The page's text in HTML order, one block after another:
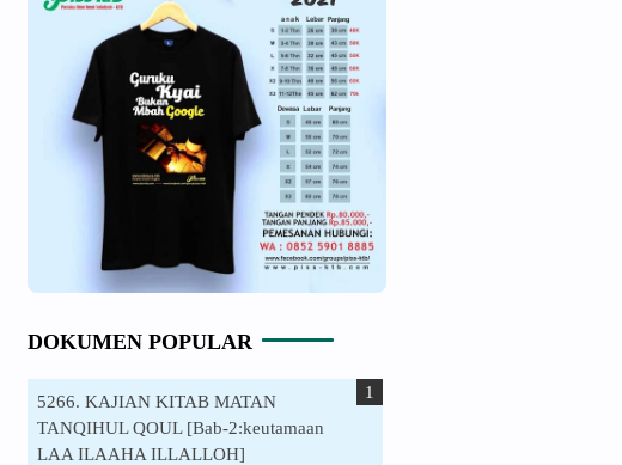
DOKUMEN POPULAR
5266. KAJIAN KITAB MATAN
TANQIHUL QOUL [Bab-2:keutamaan
LAA ILAAHA ILLALLOH]